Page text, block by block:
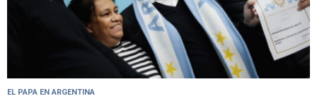
EL PAPA EN ARGENTINA